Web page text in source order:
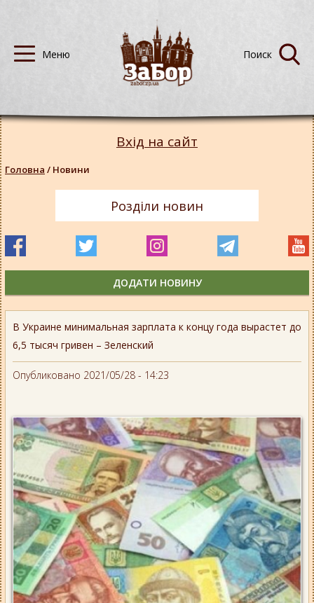
В Украине минимальная зарплата к концу года вырастет до
6,5 тысяч гривен – Зеленский
Опубликовано 2021/05/28 - 14:23
Вхід на сайт
Головна / Новини
Розділи новин
ДОДАТИ НОВИНУ